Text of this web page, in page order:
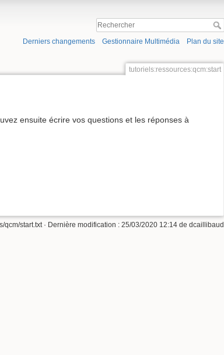
Derniers changements Gestionnaire Multimédia Plan du site
tutoriels:ressources:qcm:start
ensuite écrire vos questions et les réponses à
qcm/start.txt · Dernière modification : 25/03/2020 12:14 de dcaillibaud